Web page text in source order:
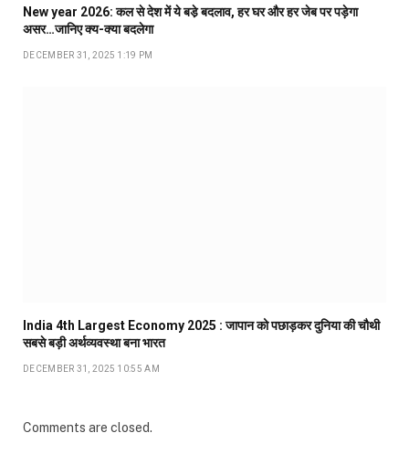
New year 2026: कल से देश में ये बडे़ बदलाव, हर घर और हर जेब पर पड़ेगा
असर…जानिए क्य-क्या बदलेगा
DECEMBER 31, 2025 1:19 PM
India 4th Largest Economy 2025 : जापान को पछाड़कर दुनिया की चौथी
सबसे बड़ी अर्थव्यवस्था बना भारत
DECEMBER 31, 2025 10:55 AM
Comments are closed.